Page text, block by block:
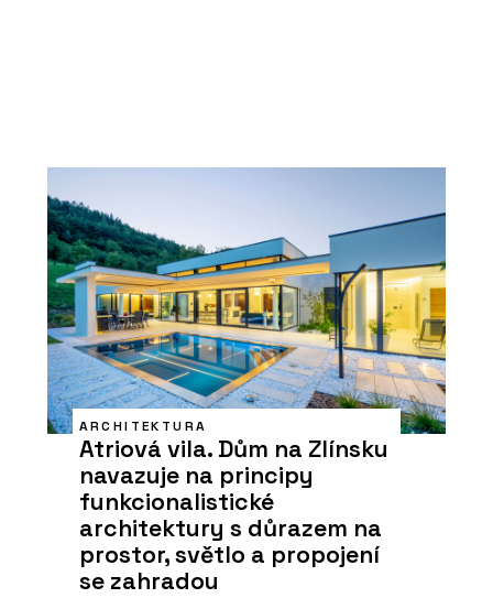
ARCHITEKTURA
Atriová vila. Dům na Zlínsku
navazuje na principy
funkcionalistické
architektury s důrazem na
prostor, světlo a propojení
se zahradou